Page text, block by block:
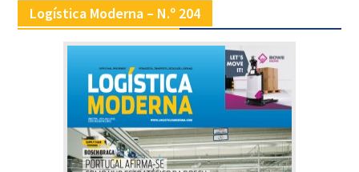
Logística Moderna – N.º 204